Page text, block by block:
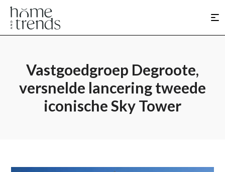
Vastgoedgroep Degroote,
versnelde lancering tweede
iconische Sky Tower